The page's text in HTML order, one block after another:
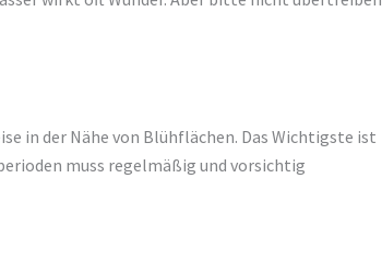
in der Nähe von Blühflächen. Das Wichtigste ist
muss regelmäßig und vorsichtig